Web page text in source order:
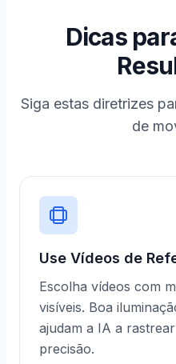
Dicas
Siga estas diretrizes
de
Use Vídeos de
Escolha vídeos com
visíveis. Boa
ajudam a IA a
precisão.